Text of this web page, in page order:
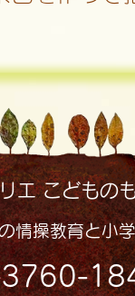
エ こどもの
情操教育と小